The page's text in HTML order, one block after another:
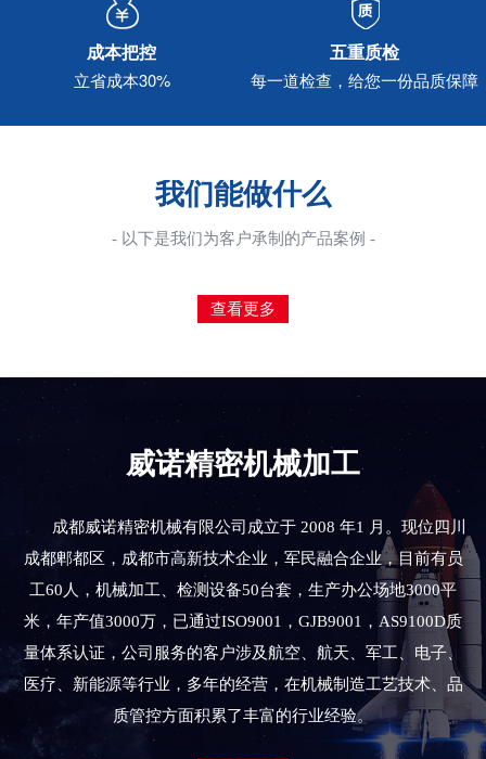
成本把控
立省成本30%
五重质检
每一道检查，给您一份品质保障
我们能做什么
- 以下是我们为客户承制的产品案例 -
查看更多
威诺精密机械加工
成都威诺精密机械有限公司成立于 2008 年1 月。现位四川
成都郫都区，成都市高新技术企业，军民融合企业，目前有员
工60人，机械加工、检测设备50台套，生产办公场地3000平
米，年产值3000万，已通过ISO9001，GJB9001，AS9100D质
量体系认证，公司服务的客户涉及航空、航天、军工、电子、
医疗、新能源等行业，多年的经营，在机械制造工艺技术、品
质管控方面积累了丰富的行业经验。